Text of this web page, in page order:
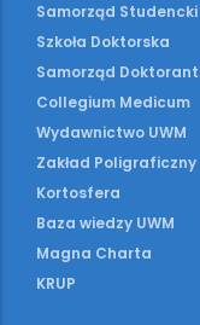
Samorząd Studencki
Szkoła Doktorska
Samorząd
Collegium Medicum
Wydawnictwo UWM
Zakład Poligraficzny
Kortosfera
Baza wiedzy UWM
Magna Charta
KRUP